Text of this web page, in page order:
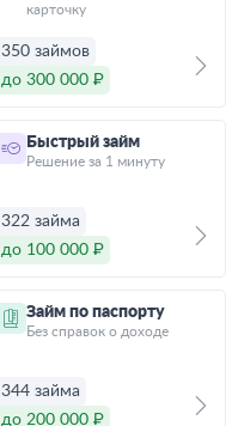
карточку
350 займов
до 300 000 ₽
Быстрый займ
Решение за 1 минуту
322 займа
до 100 000 ₽
Займ по паспорту
Без справок о доходе
344 займа
до 200 000 ₽